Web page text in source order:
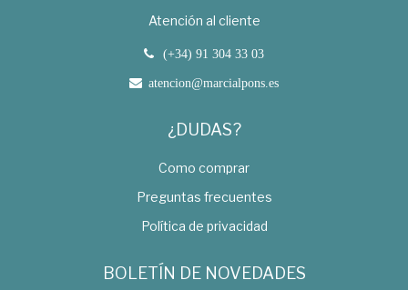
Atención al cliente
(+34) 91 304 33 03
atencion@marcialpons.es
¿DUDAS?
Como comprar
Preguntas frecuentes
Política de privacidad
BOLETÍN DE NOVEDADES